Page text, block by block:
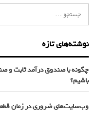
نوشته‌های تازه
چگونه با صندوق درآمد ثابت و
باشیم؟
وب‌سایت‌های ضروری در زمان